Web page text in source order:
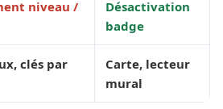
niveau /
Désactivation
badge
clés par
Carte, lecteur
mural